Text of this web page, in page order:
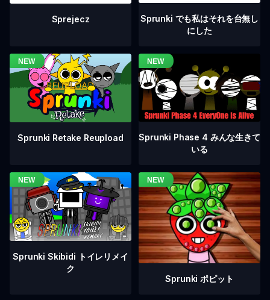
Sprejecz
Sprunki でも私はそれを台無し
にした
Sprunki Retake Reupload
Sprunki Phase 4 みんな生きて
いる
Sprunki Skibidi トイレリメイ
ク
Sprunki ポピット